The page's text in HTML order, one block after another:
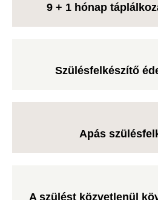
9 + 1 hónap
Szülésfelkészítő
Apás
A szülést közvetlenül